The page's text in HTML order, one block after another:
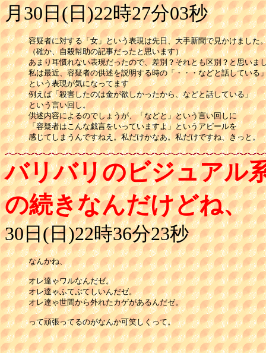
月30日(日)22時27分03秒
容疑者に対する「女」という表現は先日、大手新聞で見かけました
（確か、自殺幇助の記事だったと思います）
あまり耳慣れない表現だったので、差別？それとも区別？と思いま
私は最近、容疑者の供述を説明する時の「・・・などと話している
という表現が気になってます
例えば「殺害したのは金が欲しかったから、などと話している」
という言い回し。
供述内容によるのでしょうが、「などと」という言い回しに
「容疑者はこんな戯言をいっていますよ」というアピールを
感じてしまうんですねえ。私だけかなあ。私だけですね、きっと。
バリバリのビジュアル
の続きなんだけどね、
30日(日)22時36分23秒
なんかね、
オレ達ゃワルなんだゼ。
オレ達ゃふてぶてしいんだゼ。
オレ達ゃ世間から外れたカゲがあるんだゼ。
って頑張ってるのがなんか可笑しくって。